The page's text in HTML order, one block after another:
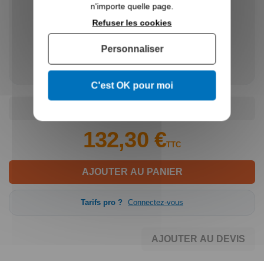
H :1050mm
ø :40x40x2 mm
- +
AJOUTER AU PANIER
132,30 €TTC
Tarifs pro ? Connectez-vous
AJOUTER AU DEVIS
n'importe quelle page.
C'est OK pour moi
Refuser les cookies
Personnaliser